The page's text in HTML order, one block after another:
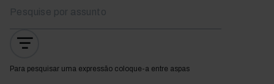
Para pesquisar uma expressão coloque-a entre aspas